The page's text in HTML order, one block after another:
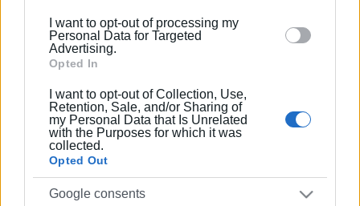
section.
I want to opt-out of processing my
Personal Data for Targeted
Advertising.
Opted In
I want to opt-out of Collection, Use,
Retention, Sale, and/or Sharing of
my Personal Data that Is Unrelated
with the Purposes for which it was
collected.
Opted Out
Google consents
AEGEAN:www.aegeanair.com
Olympic Air :www.olympicair.com
Εναλλακτικά, μπορούν να επικοινωνήσουν στα
παρακάτω τηλέφωνα:
AEGEAN:
Από σταθερό:801 1120000